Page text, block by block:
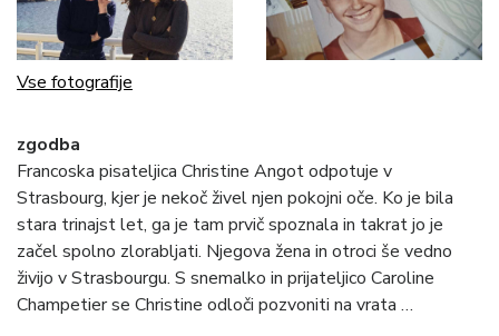
Vse fotografije
zgodba
Francoska pisateljica Christine Angot odpotuje v
Strasbourg, kjer je nekoč živel njen pokojni oče. Ko je bila
stara trinajst let, ga je tam prvič spoznala in takrat jo je
začel spolno zlorabljati. Njegova žena in otroci še vedno
živijo v Strasbourgu. S snemalko in prijateljico Caroline
Champetier se Christine odloči pozvoniti na vrata …